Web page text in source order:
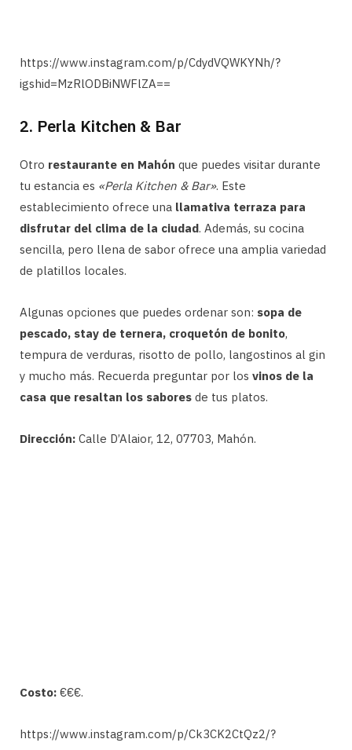
https://www.instagram.com/p/CdydVQWKYNh/?
igshid=MzRlODBiNWFlZA==
2. Perla Kitchen & Bar
Otro restaurante en Mahón que puedes visitar durante
tu estancia es «Perla Kitchen & Bar». Este
establecimiento ofrece una llamativa terraza para
disfrutar del clima de la ciudad. Además, su cocina
sencilla, pero llena de sabor ofrece una amplia variedad
de platillos locales.
Algunas opciones que puedes ordenar son: sopa de
pescado, stay de ternera, croquetón de bonito,
tempura de verduras, risotto de pollo, langostinos al gin
y mucho más. Recuerda preguntar por los vinos de la
casa que resaltan los sabores de tus platos.
Dirección: Calle D’Alaior, 12, 07703, Mahón.
Costo: €€€.
https://www.instagram.com/p/Ck3CK2CtQz2/?